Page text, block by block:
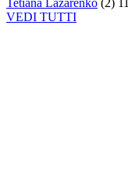
VEDI TUTTI